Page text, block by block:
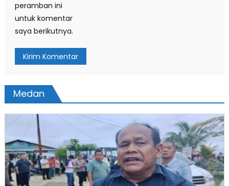
peramban ini
untuk komentar
saya berikutnya.
Medan